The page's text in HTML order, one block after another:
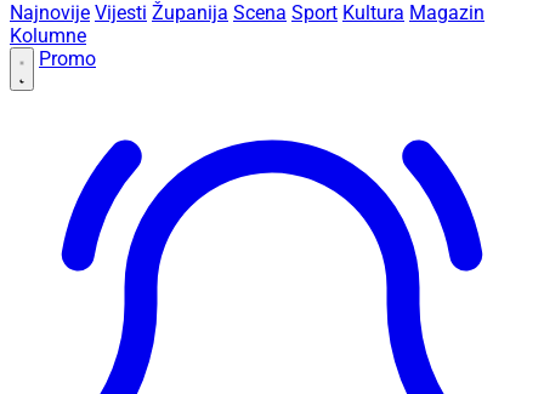
Najnovije Vijesti Županija Scena Sport Kultura Magazin
Kolumne
Promo